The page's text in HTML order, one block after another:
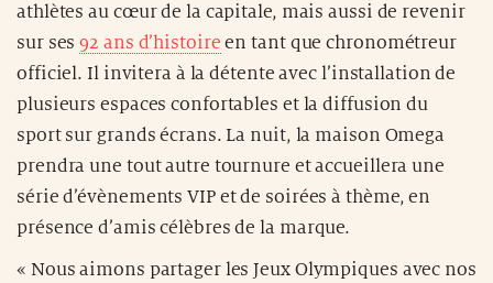
athlètes au cœur de la capitale, mais aussi de revenir
sur ses92 ans d’histoire en tant que chronométreur
officiel. Il invitera à la détente avec l’installation de
plusieurs espaces confortables et la diffusion du
sport sur grands écrans. La nuit, la maison Omega
prendra une tout autre tournure et accueillera une
série d’évènements VIP et de soirées à thème, en
présence d’amis célèbres de la marque.
« Nous aimons partager les Jeux Olympiques avec nos